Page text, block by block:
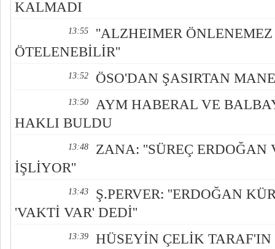
KALMADI
13:55
''ALZHEIMER
ÖTELENEBİLİR''
13:52 ÖSO'DAN ŞASIRTAN
13:50
AYM HABERAL VE
HAKLI BULDU
13:48
ZANA: ''SÜREÇ ERDOĞAN
İŞLİYOR''
13:43
Ş.PERVER: ''ERDOĞAN
'VAKTİ VAR' DEDİ''
13:39
HÜSEYİN ÇELİK